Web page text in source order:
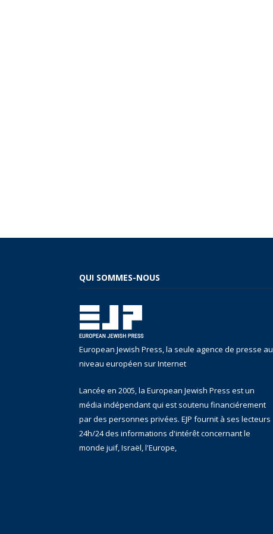
QUI SOMMES-NOUS
European Jewish Press, la seule agence de presse au
niveau européen sur Internet
Lancée en 2005, la European Jewish Press est un
média indépendant qui est soutenu financiérement
par des personnes privées. EJP fournit à ses lecteurs
24h/24 des informations d'intérêt concernant le
monde juif, Israël, l'Europe,